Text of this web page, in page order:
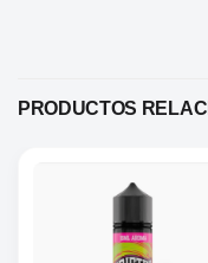
PRODUCTOS